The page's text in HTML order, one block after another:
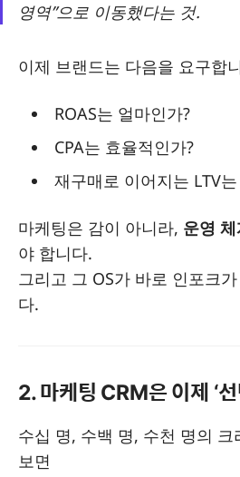
영역”으로 이동했다는 것.
이제 브랜드는 다음을 요구합
ROAS는 얼마인가?
CPA는 효율적인가?
재구매로 이어지는 LTV
마케팅은 감이 아니라, 운영
야 합니다.
그리고 그 OS가 바로 인포크
다.
2. 마케팅 CRM은 이제 ‘선
수십 명, 수백 명, 수천 명의
보면